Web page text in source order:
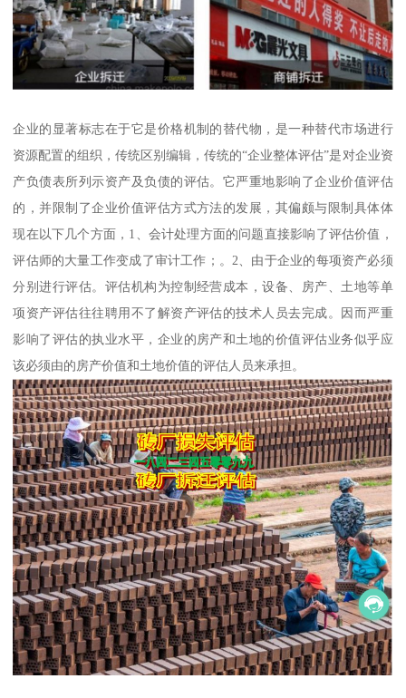
企业的显著标志在于它是价格机制的替代物，是一种替代市场进行
资源配置的组织，传统区别编辑，传统的“企业整体评估”是对企业资
产负债表所列示资产及负债的评估。它严重地影响了企业价值评估
的，并限制了企业价值评估方式方法的发展，其偏颇与限制具体体
现在以下几个方面，1、会计处理方面的问题直接影响了评估价值，
评估师的大量工作变成了审计工作；。2、由于企业的每项资产必须
分别进行评估。评估机构为控制经营成本，设备、房产、土地等单
项资产评估往往聘用不了解资产评估的技术人员去完成。因而严重
影响了评估的执业水平，企业的房产和土地的价值评估业务似乎应
该必须由的房产价值和土地价值的评估人员来承担。